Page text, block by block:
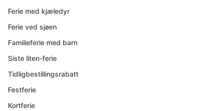
Ferie med kjæledyr
Ferie ved sjøen
Familieferie med barn
Siste liten-ferie
Tidligbestillingsrabatt
Festferie
Kortferie